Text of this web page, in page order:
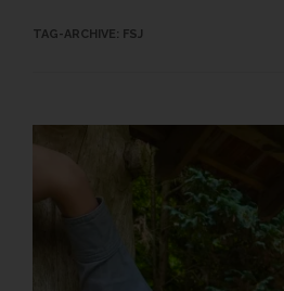
TAG-ARCHIVE: FSJ